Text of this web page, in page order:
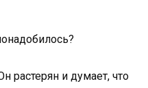
растерян и думает, что